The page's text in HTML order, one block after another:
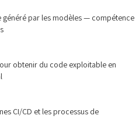
par les modèles — compétence
obtenir du code exploitable en
CI/CD et les processus de